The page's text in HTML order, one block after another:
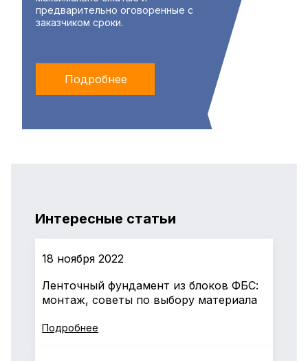
предварительно оговоренные с
заказчиком сроки.
Подробнее
Интересные статьи
18 ноября 2022
Ленточный фундамент из блоков ФБС:
монтаж, советы по выбору материала
Подробнее